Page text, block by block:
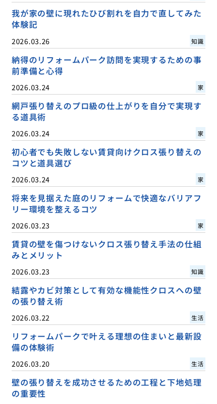
我が家の壁に現れたひび割れを自力で直してみた
体験記
2026.03.26 知識
納得のリフォームパーク訪問を実現するための事
前準備と心得
2026.03.24 家
網戸張り替えのプロ級の仕上がりを自分で実現す
る道具術
2026.03.24 家
初心者でも失敗しない賃貸向けクロス張り替えの
コツと道具選び
2026.03.24 家
将来を見据えた庭のリフォームで快適なバリアフ
リー環境を整えるコツ
2026.03.23 家
賃貸の壁を傷つけないクロス張り替え手法の仕組
みとメリット
2026.03.23 知識
結露やカビ対策として有効な機能性クロスへの壁
の張り替え術
2026.03.22 生活
リフォームパークで叶える理想の住まいと最新設
備の体験術
2026.03.20 生活
壁の張り替えを成功させるための工程と下地処理
の重要性